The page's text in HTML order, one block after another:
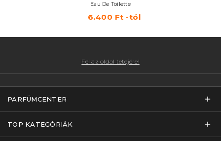
Eau De Toilette
6.400 Ft -tól
Fel az oldal tetejére!
PARFÜMCENTER
TOP KATEGÓRIÁK